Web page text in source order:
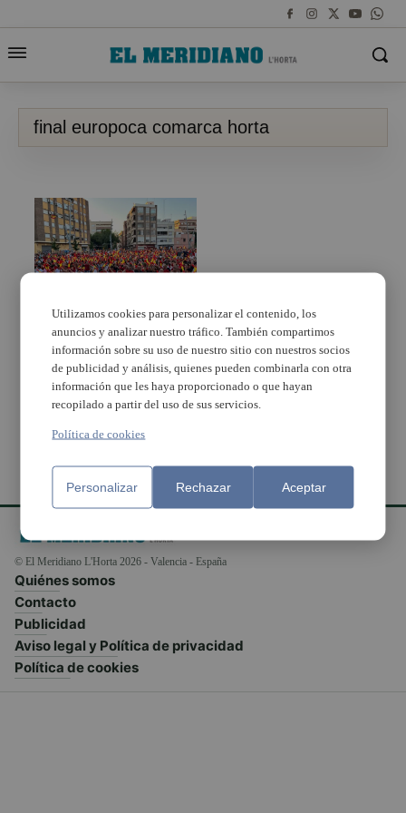
final europoca comarca horta
L’Horta salió a la calle a
disfrutar de la Final de
la Selección Española
en la Eurocopa
© El Meridiano L'Horta 2026 - Valencia - España
Quiénes somos
Contacto
Publicidad
Aviso legal y Política de privacidad
Política de cookies
Utilizamos cookies para personalizar el contenido, los
anuncios y analizar nuestro tráfico. También compartimos
información sobre su uso de nuestro sitio con nuestros socios
de publicidad y análisis, quienes pueden combinarla con otra
información que les haya proporcionado o que hayan
recopilado a partir del uso de sus servicios.
Política de cookies
Personalizar Rechazar Aceptar